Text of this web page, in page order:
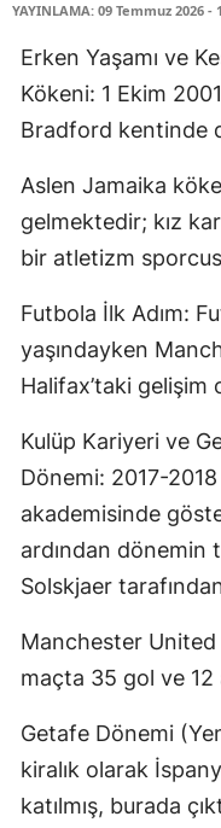
YAYINLAMA: 09 Temmuz 2026 -
Erken Yaşamı ve
Kökeni: 1 Ekim
Bradford kentinde
Aslen Jamaika
gelmektedir; kız
bir atletizm
Futbola İlk Adım:
yaşındayken
Halifax’taki gelişim
Kulüp Kariyeri ve
Dönemi: 2017-
akademisinde
ardından dönemin
Solskjaer
Manchester United
maçta 35 gol ve 12
Getafe Dönemi
kiralık olarak
katılmış, burada